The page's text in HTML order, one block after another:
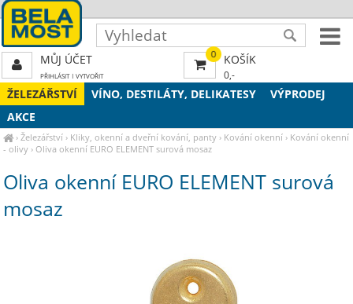
ŽELEZÁŘSTVÍ VÍNO, DESTILÁTY, DELIKATESY
VÝPRODEJ
AKCE
›Železářství › Kliky, okenní a dveřní kování, panty › Kování okenní › Kování okenní
- olivy › Oliva okenní EURO ELEMENT surová mosaz
Oliva okenní EURO ELEMENT surová
mosaz
0 KOŠÍK
0,-
MŮJ ÚČET
PŘIHLÁSIT| VYTVOŘIT